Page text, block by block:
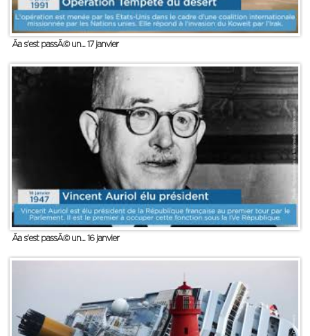
Ãa s'est passÃ© un... 17 janvier
Ãa s'est passÃ© un... 16 janvier